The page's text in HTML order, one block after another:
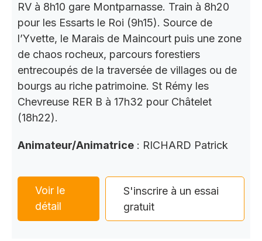
RV à 8h10 gare Montparnasse. Train à 8h20
pour les Essarts le Roi (9h15). Source de
l’Yvette, le Marais de Maincourt puis une zone
de chaos rocheux, parcours forestiers
entrecoupés de la traversée de villages ou de
bourgs au riche patrimoine. St Rémy les
Chevreuse RER B à 17h32 pour Châtelet
(18h22).
Animateur/Animatrice : RICHARD Patrick
Voir le
détail
S'inscrire à un essai
gratuit